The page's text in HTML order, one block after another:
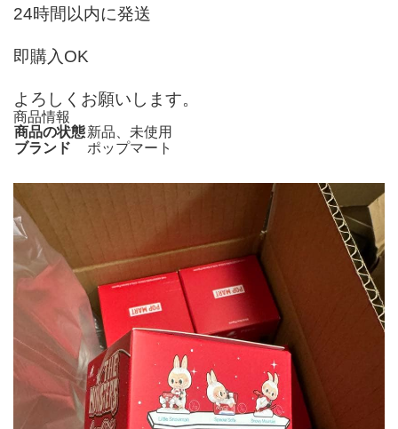
24時間以内に発送
即購入OK
よろしくお願いします。
商品情報
商品の状態新品、未使用
ブランド
ポップマート